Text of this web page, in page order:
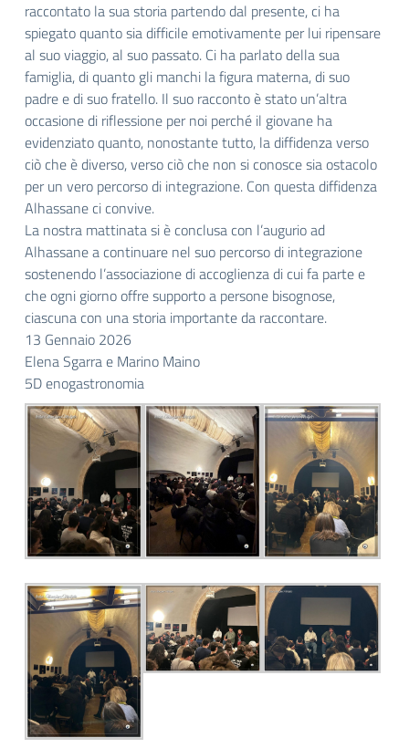
raccontato la sua storia partendo dal presente, ci ha
spiegato quanto sia difficile emotivamente per lui ripensare
al suo viaggio, al suo passato. Ci ha parlato della sua
famiglia, di quanto gli manchi la figura materna, di suo
padre e di suo fratello. Il suo racconto è stato un’altra
occasione di riflessione per noi perché il giovane ha
evidenziato quanto, nonostante tutto, la diffidenza verso
ciò che è diverso, verso ciò che non si conosce sia ostacolo
per un vero percorso di integrazione. Con questa diffidenza
Alhassane ci convive.
La nostra mattinata si è conclusa con l’augurio ad
Alhassane a continuare nel suo percorso di integrazione
sostenendo l’associazione di accoglienza di cui fa parte e
che ogni giorno offre supporto a persone bisognose,
ciascuna con una storia importante da raccontare.
13 Gennaio 2026
Elena Sgarra e Marino Maino
5D enogastronomia